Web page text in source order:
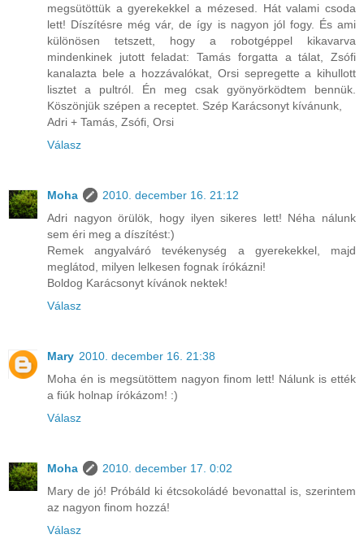
megsütöttük a gyerekekkel a mézesed. Hát valami csoda
lett! Díszítésre még vár, de így is nagyon jól fogy. És ami
különösen tetszett, hogy a robotgéppel kikavarva
mindenkinek jutott feladat: Tamás forgatta a tálat, Zsófi
kanalazta bele a hozzávalókat, Orsi sepregette a kihullott
lisztet a pultról. Én meg csak gyönyörködtem bennük.
Köszönjük szépen a receptet. Szép Karácsonyt kívánunk,
Adri + Tamás, Zsófi, Orsi
Válasz
Moha
2010. december 16. 21:12
Adri nagyon örülök, hogy ilyen sikeres lett! Néha nálunk
sem éri meg a díszítést:)
Remek angyalváró tevékenység a gyerekekkel, majd
meglátod, milyen lelkesen fognak írókázni!
Boldog Karácsonyt kívánok nektek!
Válasz
Mary 2010. december 16. 21:38
Moha én is megsütöttem nagyon finom lett! Nálunk is ették
a fiúk holnap írókázom! :)
Válasz
Moha
2010. december 17. 0:02
Mary de jó! Próbáld ki étcsokoládé bevonattal is, szerintem
az nagyon finom hozzá!
Válasz